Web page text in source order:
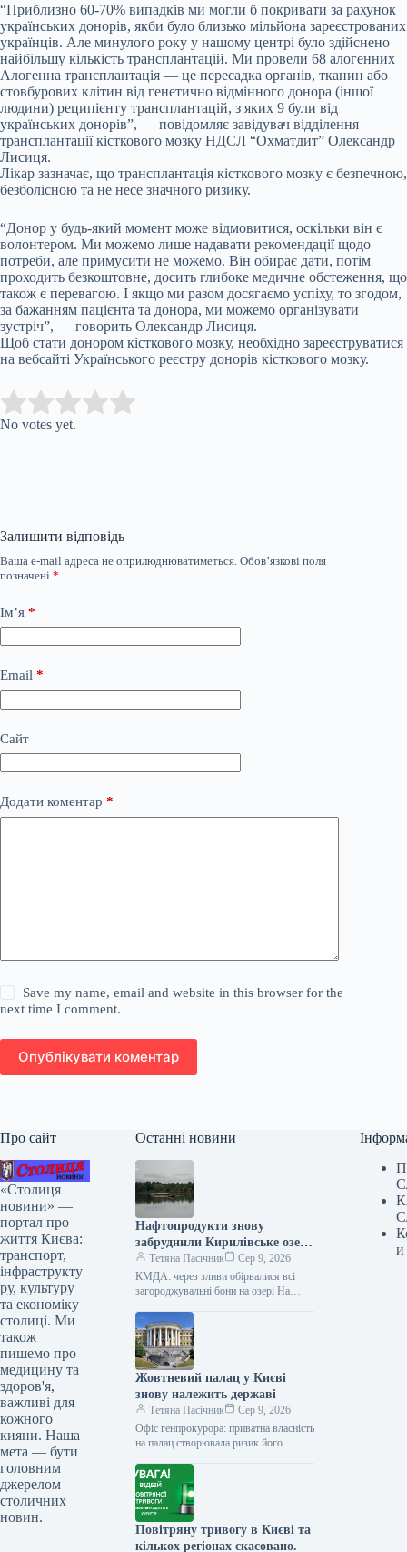
“Приблизно 60-70% випадків ми могли б покривати за рахунок
українських донорів, якби було близько мільйона зареєстрованих
українців. Але минулого року у нашому центрі було здійснено
найбільшу кількість трансплантацій. Ми провели 68 алогенних
Алогенна трансплантація — це пересадка органів, тканин або
стовбурових клітин від генетично відмінного донора (іншої
людини) реципієнту трансплантацій, з яких 9 були від
українських донорів”, — повідомляє завідувач відділення
трансплантації кісткового мозку НДСЛ “Охматдит” Олександр
Лисиця.
Лікар зазначає, що трансплантація кісткового мозку є безпечною,
безболісною та не несе значного ризику.
“Донор у будь-який момент може відмовитися, оскільки він є
волонтером. Ми можемо лише надавати рекомендації щодо
потреби, але примусити не можемо. Він обирає дати, потім
проходить безкоштовне, досить глибоке медичне обстеження, що
також є перевагою. І якщо ми разом досягаємо успіху, то згодом,
за бажанням пацієнта та донора, ми можемо організувати
зустріч”, — говорить Олександр Лисиця.
Щоб стати донором кісткового мозку, необхідно зареєструватися
на вебсайті Українського реєстру донорів кісткового мозку.
Rate this item:
No votes yet.
Залишити відповідь
Ваша e-mail адреса не оприлюднюватиметься. Обов’язкові поля
позначені *
Ім’я *
Email *
Сайт
Додати коментар *
Save my name, email and website in this browser for the
next time I comment.
Опублікувати коментар
Про сайт
«Столиця
новини» —
портал про
життя Києва:
транспорт,
інфраструкту
ру, культуру
та економіку
столиці. Ми
також
пишемо про
медицину та
здоров'я,
важливі для
кожного
кияни. Наша
мета — бути
головним
джерелом
столичних
новин.
Останні новини
Нафтопродукти знову
забруднили Кирилівське озеро
у Києві.
Тетяна Пасічник
Сер 9, 2026
КМДА: через зливи обірвалися всі
загороджувальні бони на озері На
Сирець у столиці знову зафіксовано…
Жовтневий палац у Києві
знову належить державі
Тетяна Пасічник
Сер 9, 2026
Офіс генпрокурора: приватна власність
на палац створювала ризик його
Києва задовольнив позов прокуратури
та ухвалив повернути…
Повітряну тривогу в Києві та
кількох регіонах скасовано.
и